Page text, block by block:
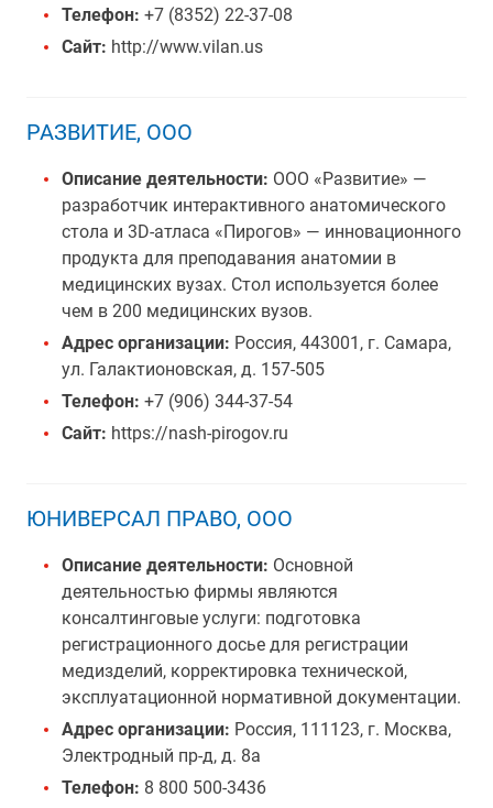
Телефон: +7 (8352) 22-37-08
Сайт: http://www.vilan.us
РАЗВИТИЕ, ООО
Описание деятельности: ООО «Развитие» —
разработчик интерактивного анатомического
стола и 3D-атласа «Пирогов» — инновационного
продукта для преподавания анатомии в
медицинских вузах. Стол используется более
чем в 200 медицинских вузов.
Адрес организации: Россия, 443001, г. Самара,
ул. Галактионовская, д. 157-505
Телефон: +7 (906) 344-37-54
Сайт: https://nash-pirogov.ru
ЮНИВЕРСАЛ ПРАВО, ООО
Описание деятельности: Основной
деятельностью фирмы являются
консалтинговые услуги: подготовка
регистрационного досье для регистрации
медизделий, корректировка технической,
эксплуатационной нормативной документации.
Адрес организации: Россия, 111123, г. Москва,
Электродный пр-д, д. 8а
Телефон: 8 800 500-3436